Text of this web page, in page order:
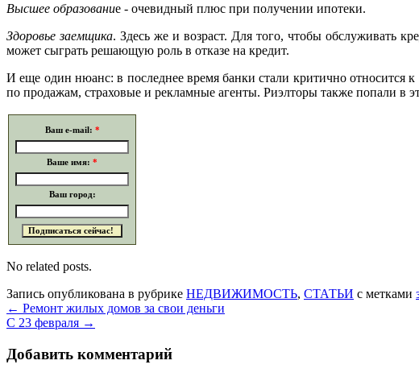
Высшее образование - очевидный плюс при получении ипотеки.
Здоровье заемщика. Здесь же и возраст. Для того, чтобы обслуживать
может сыграть решающую роль в отказе на кредит.
И еще один нюанс: в последнее время банки стали критично
по продажам, страховые и рекламные агенты. Риэлторы также попали в
Ваш e-mail: *
Ваше имя: *
Ваш город:
No related posts.
Запись опубликована в рубрике НЕДВИЖИМОСТЬ, СТАТЬИ с метками
← Ремонт жилых домов за свои деньги
С 23 февраля →
Добавить комментарий